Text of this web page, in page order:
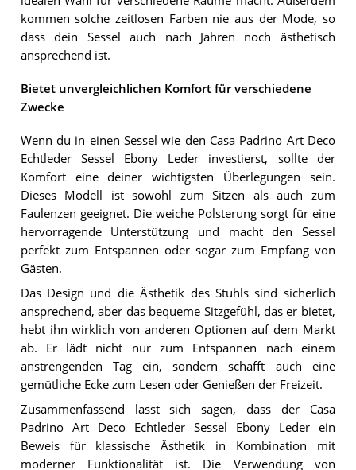
kommen solche zeitlosen Farben nie aus der Mode, so
dass dein Sessel auch nach Jahren noch ästhetisch
ansprechend ist.
Bietet unvergleichlichen Komfort für verschiedene
Zwecke
Wenn du in einen Sessel wie den Casa Padrino Art Deco
Echtleder Sessel Ebony Leder investierst, sollte der
Komfort eine deiner wichtigsten Überlegungen sein.
Dieses Modell ist sowohl zum Sitzen als auch zum
Faulenzen geeignet. Die weiche Polsterung sorgt für eine
hervorragende Unterstützung und macht den Sessel
perfekt zum Entspannen oder sogar zum Empfang von
Gästen.
Das Design und die Ästhetik des Stuhls sind sicherlich
ansprechend, aber das bequeme Sitzgefühl, das er bietet,
hebt ihn wirklich von anderen Optionen auf dem Markt
ab. Er lädt nicht nur zum Entspannen nach einem
anstrengenden Tag ein, sondern schafft auch eine
gemütliche Ecke zum Lesen oder Genießen der Freizeit.
Zusammenfassend lässt sich sagen, dass der Casa
Padrino Art Deco Echtleder Sessel Ebony Leder ein
Beweis für klassische Ästhetik in Kombination mit
moderner Funktionalität ist. Die Verwendung von